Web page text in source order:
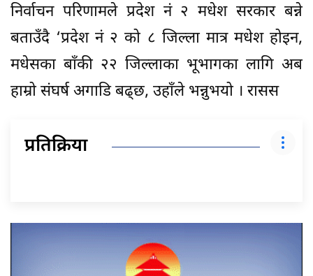
निर्वाचन परिणामले प्रदेश नं २ मधेश सरकार बन्ने
बताउँदै ‘प्रदेश नं २ को ८ जिल्ला मात्र मधेश होइन,
मधेसका बाँकी २२ जिल्लाका भूभागका लागि अब
हाम्रो संघर्ष अगाडि बढ्छ, उहाँले भन्नुभयो । रासस
प्रतिक्रिया